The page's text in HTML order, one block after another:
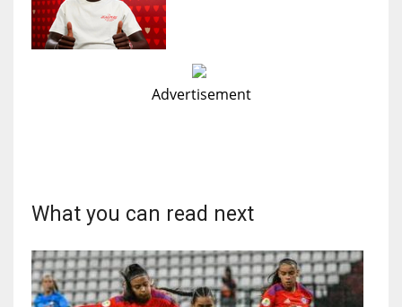
Advertisement
What you can read next